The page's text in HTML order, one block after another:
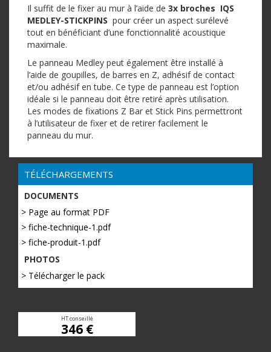
Il suffit de le fixer au mur à l’aide de 3x broches IQS
MEDLEY-STICKPINS pour créer un aspect surélevé
tout en bénéficiant d’une fonctionnalité acoustique
maximale.
Le panneau Medley peut également être installé à
l’aide de goupilles, de barres en Z, adhésif de contact
et/ou adhésif en tube. Ce type de panneau est l’option
idéale si le panneau doit être retiré après utilisation.
Les modes de fixations Z Bar et Stick Pins permettront
à l’utilisateur de fixer et de retirer facilement le
panneau du mur.
TÉLÉCHARGEMENTS
DOCUMENTS
> Page au format PDF
> fiche-technique-1.pdf
> fiche-produit-1.pdf
PHOTOS
> Télécharger le pack
HT conseillé
346 €